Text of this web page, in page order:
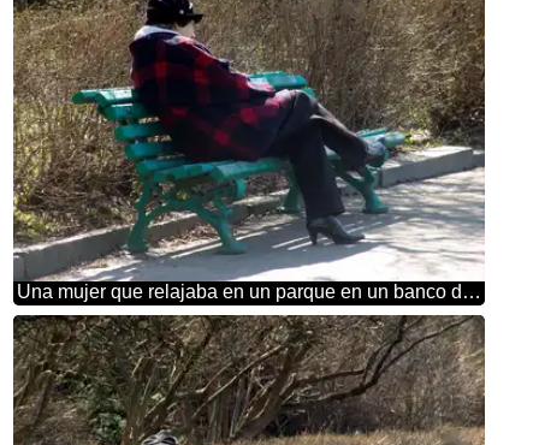
Una mujer que relajaba en un parque en un banco de la mujer